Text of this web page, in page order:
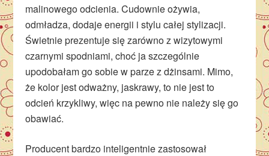
malinowego odcienia. Cudownie ożywia,
odmładza, dodaje energii i stylu całej stylizacji.
Świetnie prezentuje się zarówno z wizytowymi
czarnymi spodniami, choć ja szczególnie
upodobałam go sobie w parze z dżinsami. Mimo,
że kolor jest odważny, jaskrawy, to nie jest to
odcień krzykliwy, więc na pewno nie należy się go
obawiać.
Producent bardzo inteligentnie zastosował